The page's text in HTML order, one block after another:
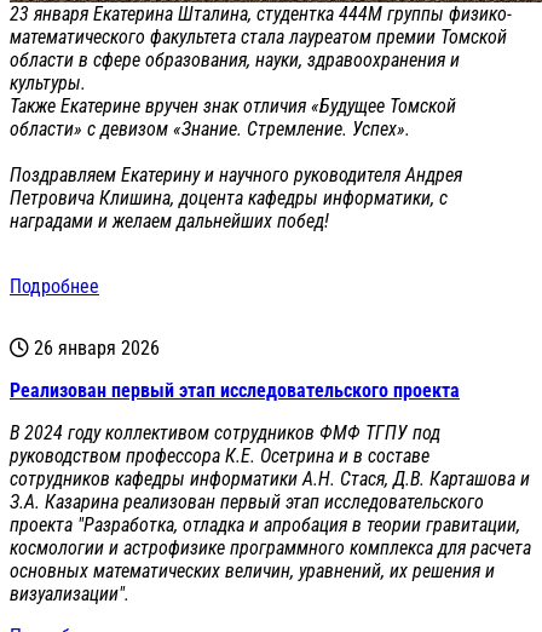
23 января Екатерина Шталина, студентка 444М группы физико-
математического факультета стала лауреатом премии Томской
области в сфере образования, науки, здравоохранения и
культуры.
Также Екатерине вручен знак отличия «Будущее Томской
области» с девизом «Знание. Стремление. Успех».
Поздравляем Екатерину и научного руководителя Андрея
Петровича Клишина, доцента кафедры информатики, с
наградами и желаем дальнейших побед!
Подробнее
26 января 2026
Реализован первый этап исследовательского проекта
В 2024 году коллективом сотрудников ФМФ ТГПУ под
руководством профессора К.Е. Осетрина и в составе
сотрудников кафедры информатики А.Н. Стася, Д.В. Карташова и
З.А. Казарина реализован первый этап исследовательского
проекта "Разработка, отладка и апробация в теории гравитации,
космологии и астрофизике программного комплекса для расчета
основных математических величин, уравнений, их решения и
визуализации".